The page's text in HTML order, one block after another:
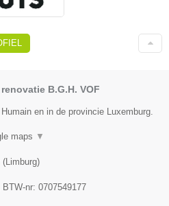
B.G.H. VOF
en in de provincie Luxemburg.
maps ▼
( Limburg)
, BTW-nr: 0707549177